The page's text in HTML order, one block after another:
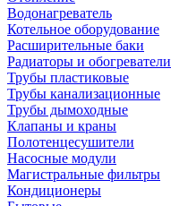
Водонагреватель
Котельное оборудование
Расширительные баки
Радиаторы и обогреватели
Трубы пластиковые
Трубы канализационные
Трубы дымоходные
Клапаны и краны
Полотенцесушители
Насосные модули
Магистральные фильтры
Кондиционеры